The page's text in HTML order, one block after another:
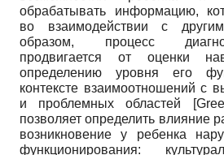
обрабатывать информацию,
во взаимодействии с
образом, процесс
продвигается от оценки
определению уровня его
контексте взаимоотношений с
и проблемных областей
[
позволяет определить влияние
возникновение у ребенка
функционирования: